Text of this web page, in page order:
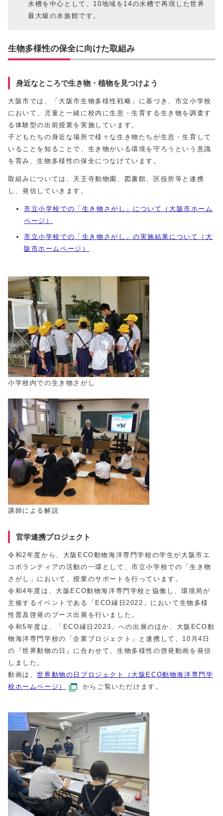
水槽を中心として、10地域を14の水槽で再現した世界
最大級の水族館です。
生物多様性の保全に向けた取組み
身近なところで生き物・植物を見つけよう
大阪市では、「大阪市生物多様性戦略」に基づき、市立小学校
において、児童と一緒に校内に生息・生育する生き物を調査す
る体験型の出前授業を実施しています。
子どもたちの身近な場所で様々な生き物たちが生息・生育して
いることを知ることで、生き物がいる環境を守ろうという意識
を育み、生物多様性の保全につなげています。
取組みについては、天王寺動物園、図書館、区役所等と連携
し、発信していきます。
市立小学校での「生き物さがし」について（大阪市ホーム
ページ）
市立小学校での「生き物さがし」の実施結果について（大
阪市ホームページ）
小学校内での生き物さがし
講師による解説
官学連携プロジェクト
令和2年度から、大阪ECO動物海洋専門学校の学生が大阪市エ
コボランティアの活動の一環として、市立小学校での「生き物
さがし」において、授業のサポートを行っています。
令和4年度は、大阪ECO動物海洋専門学校と協働し、環境局が
主催するイベントである「ECO縁日2022」において生物多様
性普及啓発のブース出展を行いました。
令和5年度は、「ECO縁日2023」への出展のほか、大阪ECO動
物海洋専門学校の「企業プロジェクト」と連携して、10月4日
の『世界動物の日』に合わせて、生物多様性の啓発動画を発信
しました。
動画は、世界動物の日プロジェクト（大阪ECO動物海洋専門学
校ホームページ）
からご覧いただけます。